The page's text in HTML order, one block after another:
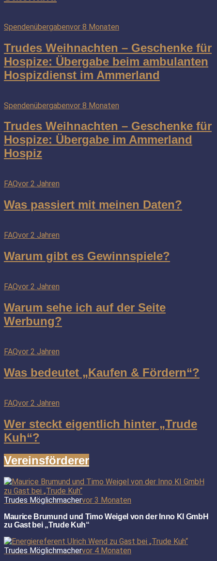
Spendenübergabenvor 8 Monaten
Trudes Weihnachten – Geschenke für
Hospize: Übergabe beim ambulanten
Hospizdienst im Ammerland
Spendenübergabenvor 8 Monaten
Trudes Weihnachten – Geschenke für
Hospize: Übergabe im Ammerland
Hospiz
FAQvor 2 Jahren
Was passiert mit meinen Daten?
FAQvor 2 Jahren
Warum gibt es Gewinnspiele?
FAQvor 2 Jahren
Warum sehe ich auf der Seite
Werbung?
FAQvor 2 Jahren
Was bedeutet „Kaufen & Fördern“?
FAQvor 2 Jahren
Wer steckt eigentlich hinter „Trude
Kuh“?
Vereinsförderer
Trudes Möglichmachervor 3 Monaten
Maurice Brumund und Timo Weigel von der Inno KI GmbH
zu Gast bei „Trude Kuh“
Trudes Möglichmachervor 4 Monaten